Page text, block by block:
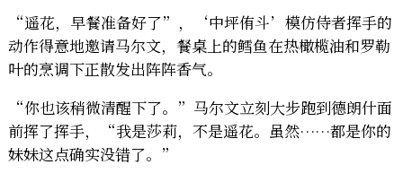
“遥花，早餐准备好了”，‘中坪侑斗’模仿侍者挥手的
动作得意地邀请马尔文，餐桌上的鳕鱼在热橄榄油和罗勒
叶的烹调下正散发出阵阵香气。
“你也该稍微清醒下了。”马尔文立刻大步跑到德朗什面
前挥了挥手，“我是莎莉，不是遥花。虽然……都是你的
妹妹这点确实没错了。”